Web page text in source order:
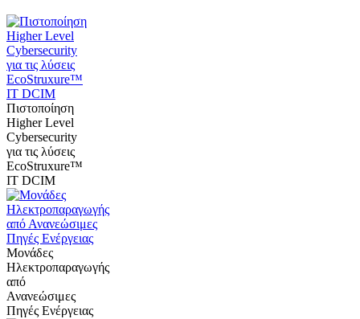
Πιστοποίηση
Higher Level
Cybersecurity
για τις λύσεις
EcoStruxure™
IT DCIM
Μονάδες
Ηλεκτροπαραγωγής
από
Ανανεώσιμες
Πηγές Ενέργειας